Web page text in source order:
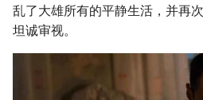
乱了大雄所有的平静生活，并再
坦诚审视。